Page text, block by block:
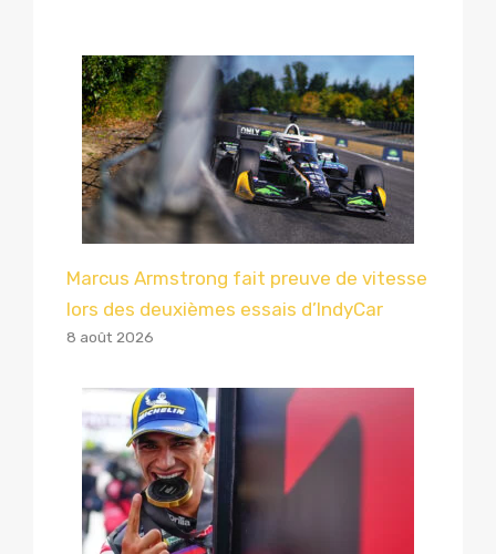
Marcus Armstrong fait preuve de vitesse
lors des deuxièmes essais d’IndyCar
8 août 2026